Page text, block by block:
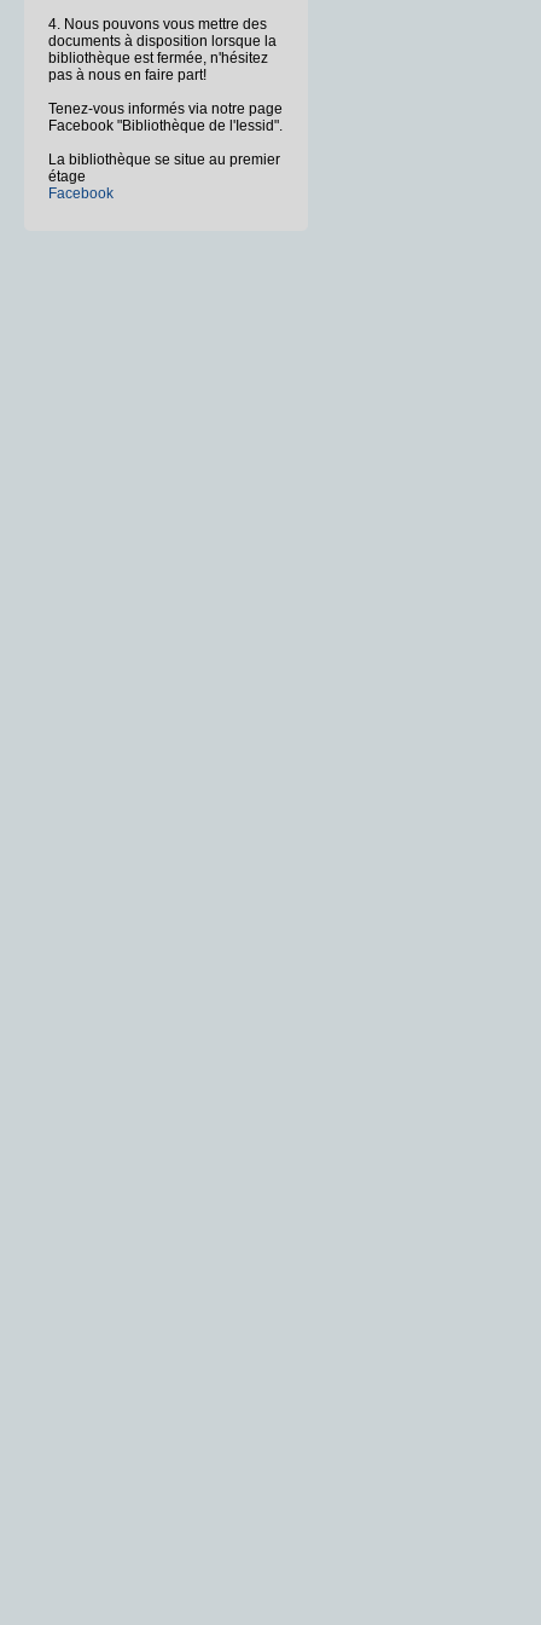
4. Nous pouvons vous mettre des
documents à disposition lorsque la
bibliothèque est fermée, n'hésitez
pas à nous en faire part!
Tenez-vous informés via notre page
Facebook "Bibliothèque de l'Iessid".
La bibliothèque se situe au premier
étage
Facebook